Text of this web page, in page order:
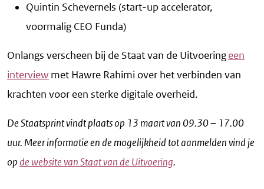
Quintin Schevernels (start-up accelerator,
voormalig CEO Funda)
Onlangs verscheen bij de Staat van de Uitvoeringeen
interviewmet Hawre Rahimi over het verbinden van
krachten voor een sterke digitale overheid.
De Staatsprint vindt plaats op 13 maart van 09.30 – 17.00
uur. Meer informatie en de mogelijkheid tot aanmelden vind je
opde website van Staat van de Uitvoering.